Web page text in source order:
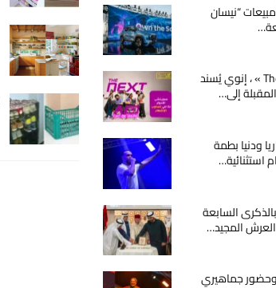
“نيسان
مع « The Next Ad » ، إنوي يُسند
إلى…
ودنيا بطمة
استثنائية…
السابعة
المجيد…
جماهيري